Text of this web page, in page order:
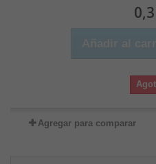
Agregar para comparar